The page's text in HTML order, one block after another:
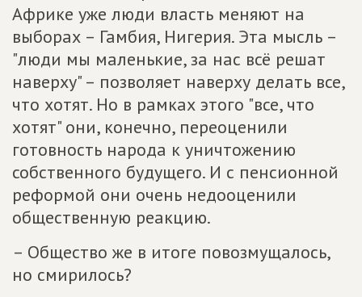
Африке уже люди власть меняют на
выборах – Гамбия, Нигерия. Эта мысль –
"люди мы маленькие, за нас всё решат
наверху" – позволяет наверху делать все,
что хотят. Но в рамках этого "все, что
хотят" они, конечно, переоценили
готовность народа к уничтожению
собственного будущего. И с пенсионной
реформой они очень недооценили
общественную реакцию.
– Общество же в итоге повозмущалось,
но смирилось?